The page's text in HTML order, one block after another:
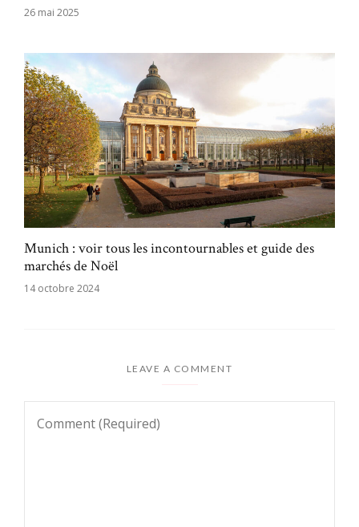
26 mai 2025
Munich : voir tous les incontournables et guide des
marchés de Noël
14 octobre 2024
LEAVE A COMMENT